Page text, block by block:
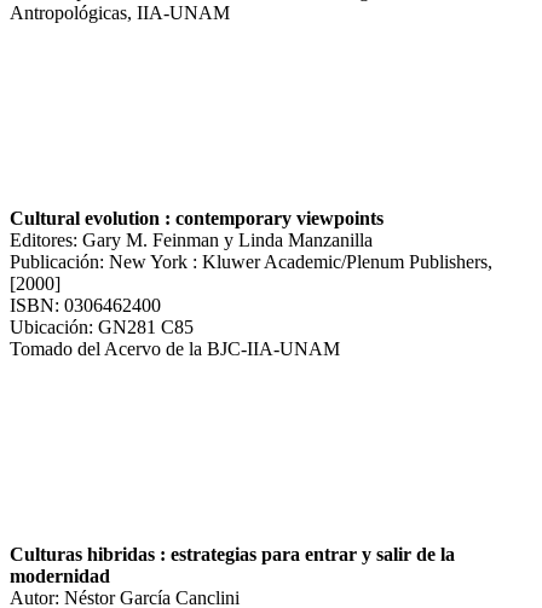
Antropológicas, IIA-UNAM
Cultural evolution : contemporary viewpoints
Editores: Gary M. Feinman y Linda Manzanilla
Publicación: New York : Kluwer Academic/Plenum Publishers,
[2000]
ISBN: 0306462400
Ubicación: GN281 C85
Tomado del Acervo de la BJC-IIA-UNAM
Culturas hibridas : estrategias para entrar y salir de la
modernidad
Autor: Néstor García Canclini